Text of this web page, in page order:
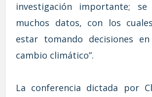
investigación importante;
muchos datos, con los
estar tomando decisiones
cambio climático”.
La conferencia dictada por